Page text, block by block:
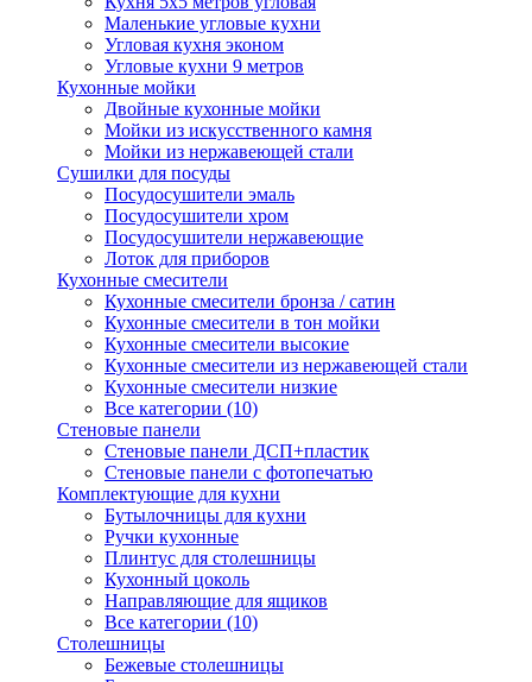
Маленькие угловые кухни
Угловая кухня эконом
Угловые кухни 9 метров
Кухонные мойки
Двойные кухонные мойки
Мойки из искусственного камня
Мойки из нержавеющей стали
Сушилки для посуды
Посудосушители эмаль
Посудосушители хром
Посудосушители нержавеющие
Лоток для приборов
Кухонные смесители
Кухонные смесители бронза / сатин
Кухонные смесители в тон мойки
Кухонные смесители высокие
Кухонные смесители из нержавеющей стали
Кухонные смесители низкие
Все категории (10)
Стеновые панели
Стеновые панели ДСП+пластик
Стеновые панели с фотопечатью
Комплектующие для кухни
Бутылочницы для кухни
Ручки кухонные
Плинтус для столешницы
Кухонный цоколь
Направляющие для ящиков
Все категории (10)
Столешницы
Бежевые столешницы